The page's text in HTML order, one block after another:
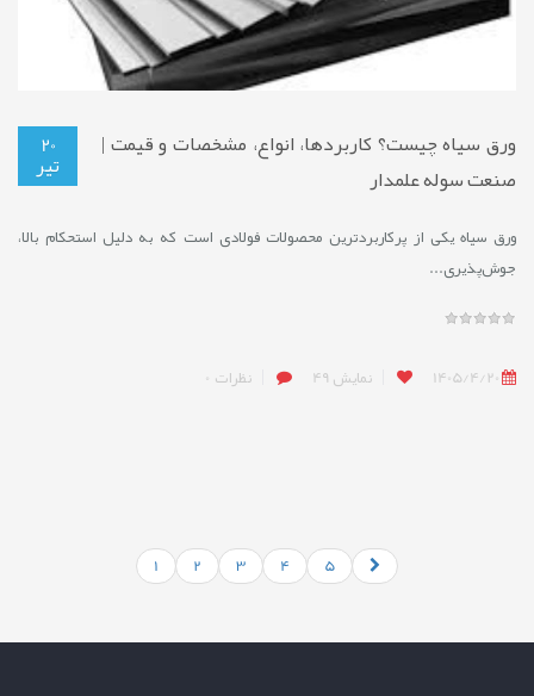
20
تیر
ورق سیاه چیست؟ کاربردها، انواع، مشخصات و قیمت |
صنعت سوله علمدار
ورق سیاه یکی از پرکاربردترین محصولات فولادی است که به دلیل استحکام بالا،
جوش‌پذیری...
1405/4/20 نمایش نظرات
1 2 3 4 5